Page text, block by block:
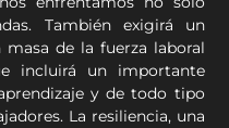
También exigirá un
de la fuerza laboral
incluirá un importante
y de todo tipo
La resiliencia, una